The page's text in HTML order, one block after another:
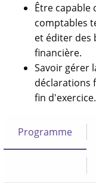
Être capable
comptables
et éditer des
financière.
Savoir gérer
déclarations
fin d'exercice.
Programme